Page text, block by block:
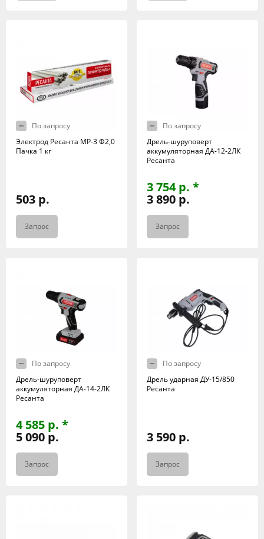
По запросу
Электрод Ресанта МР-3 Ф2,0
Пачка 1 кг
503 р.
Запрос
По запросу
Дрель-шуруповерт
аккумуляторная ДА-12-2ЛК
Ресанта
3 754 р. *
3 890 р.
Запрос
По запросу
Дрель-шуруповерт
аккумуляторная ДА-14-2ЛК
Ресанта
4 585 р. *
5 090 р.
Запрос
По запросу
Дрель ударная ДУ-15/850
Ресанта
3 590 р.
Запрос